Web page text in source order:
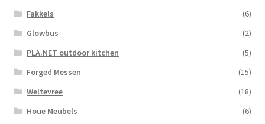
Fakkels
(6)
Glowbus
(2)
PLA.NET outdoor kitchen
(5)
Forged Messen
(15)
Weltevree
(18)
Houe Meubels
(6)